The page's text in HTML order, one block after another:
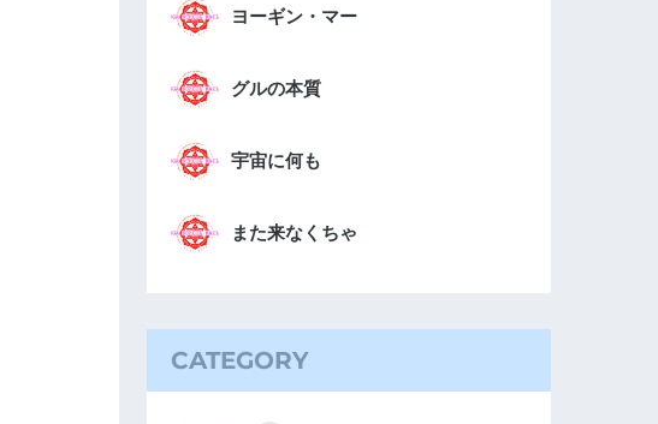
ヨーギン・マー
グルの本質
宇宙に何も
また来なくちゃ
CATEGORY